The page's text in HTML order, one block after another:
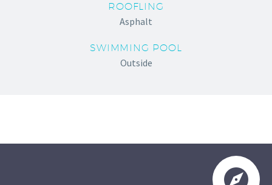
ROOFLING
Asphalt
SWIMMING POOL
Outside